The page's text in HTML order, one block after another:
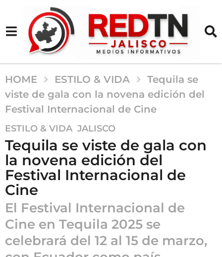
HOME ESTILO & VIDA
Tequila se
viste de gala con la novena edición del
Festival Internacional de Cine
1
a
ñ
o
a
g
o
a
o
ESTILO & VIDA ,
JALISCO
Tequila se viste de gala con
la novena edición del
Festival Internacional de
Cine
El Festival Internacional de
Cine en Tequila 2025 se
celebrará del 12 al 15 de marzo,